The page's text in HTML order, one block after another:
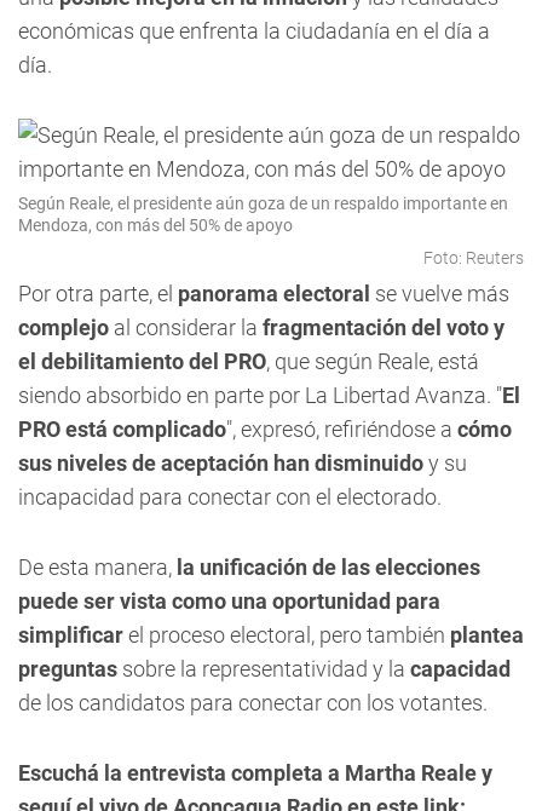
económicas que enfrenta la ciudadanía en el día a
día.
Según Reale, el presidente aún goza de un respaldo importante en
Mendoza, con más del 50% de apoyo
Foto: Reuters
Por otra parte, el panorama electoral se vuelve más
complejo al considerar la fragmentación del voto y
el debilitamiento del PRO, que según Reale, está
siendo absorbido en parte por La Libertad Avanza. "El
PRO está complicado", expresó, refiriéndose a cómo
sus niveles de aceptación han disminuidoy su
incapacidad para conectar con el electorado.
De esta manera, la unificación de las elecciones
puede ser vista como una oportunidad para
simplificarel proceso electoral, pero también plantea
preguntas sobre la representatividad y la capacidad
de los candidatos para conectar con los votantes.
Escuchá la entrevista completa a Martha Reale y